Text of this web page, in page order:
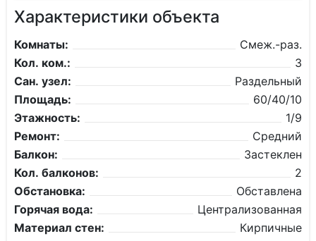
Характеристики объекта
Комнаты:
Смеж.-раз.
Кол. ком.:
3
Сан. узел:
Раздельный
Площадь:
60/40/10
Этажность:
1/9
Ремонт:
Средний
Балкон:
Застеклен
Кол. балконов:
2
Обстановка:
Обставлена
Горячая вода:
Централизованная
Материал стен:
Кирпичные